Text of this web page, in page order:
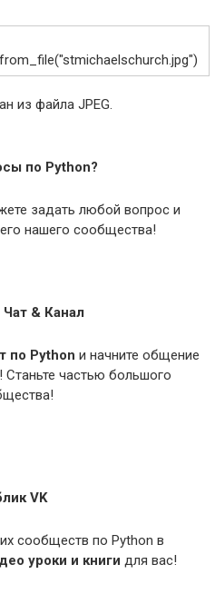
("stmichaelschurch.jpg")
из файла JPEG.
по Python?
задать любой вопрос и
нашего сообщества!
& Канал
по Python и начните общение
частью большого
VK
сообществ по Python в
уроки и книги для вас!